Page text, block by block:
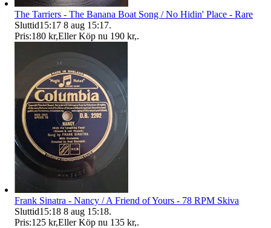
The Tarriers - The Banana Boat Song / No Hidin' Place - Rare
Sluttid15:17 8 aug 15:17.
Pris:180 kr,Eller Köp nu 190 kr,.
Frank Sinatra - Nancy / A Friend of Yours - 78 RPM Skiva
Sluttid15:18 8 aug 15:18.
Pris:125 kr,Eller Köp nu 135 kr,.